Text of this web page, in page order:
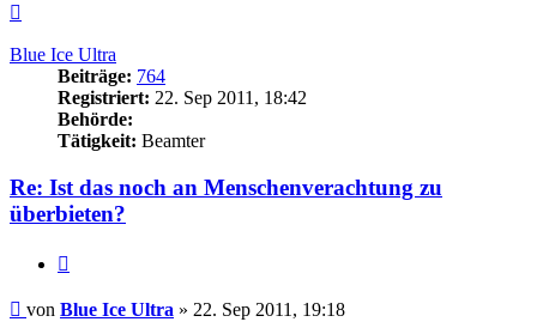
Blue Ice Ultra
Beiträge: 764
Registriert: 22. Sep 2011, 18:42
Behörde:
Tätigkeit: Beamter
Re: Ist das noch an Menschenverachtung zu
überbieten?
Beitrag
von Blue Ice Ultra » 22. Sep 2011, 19:18